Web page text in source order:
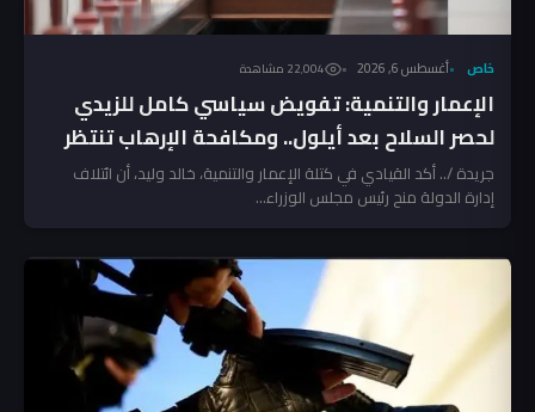
خاص أغسطس 6, 2026 22٬004 مشاهدة
الإعمار والتنمية: تفويض سياسي كامل للزيدي
لحصر السلاح بعد أيلول.. ومكافحة الإرهاب تنتظر
المخالفين!
جريدة /.. أكد القيادي في كتلة الإعمار والتنمية، خالد وليد، أن ائتلاف
إدارة الدولة منح رئيس مجلس الوزراء...